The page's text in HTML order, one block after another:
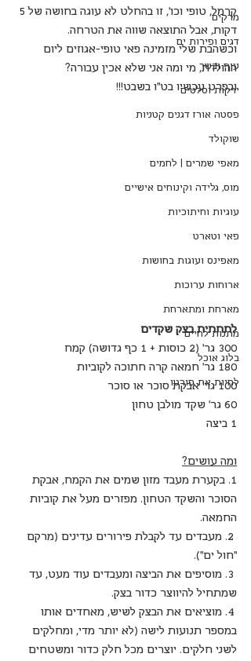
מרקים
דגים ופירות ים
עוף ובשר
ירקות וסלטים
פסטה אורז דגנים קטניות
שוקולד
מאפי שמרים | לחמים
מוס, גלידה וקינוחים אישיים
עוגיות וחיתוכיות
פאי וטארט
מאפינס ועוגות בחושות
ארוחות ערוכות
מארחת ומתארחת
מתנות לחיים
בלוג אוכל
לחיות את פורטו
דקות, אבל התוצאה שווה את הטרחה.
וכשהבת שלי מזמינה פאי טופי-אגוזים ליום
ההולדת, מי ומה אני שלא אכין עבורה?
ובפרט עכשיו בט"ו בשבט!!!
לתחתית בצק שקדים
300 גר' (2 כוסות + 1 כף גדושה) קמח
180 גר' חמאה קרה חתוכה לקוביות
100 גר' אבקת סוכר או סוכר
60 גר' שקד מולבן טחון
1 ביצה
ומה עושים?
1. בקערת מעבד מזון שמים את הקמח, אבקת
הסוכר והשקד הטחון. מפזרים מעל את קוביות
החמאה.
2. מעבדים עד לקבלת פירורים עדינים (מרקם
"חול ים").
3. מוסיפים את הביצה ומעבדים עוד מעט, עד
שמתחיל להיווצר כדור בצק.
4. מוציאים את הבצק לשיש, מאחדים אותו
במספר תנועות לישה (לא יותר מדי, ומחלקים
לשני חלקים. יוצרים מכל חלק כדור ומשטחים